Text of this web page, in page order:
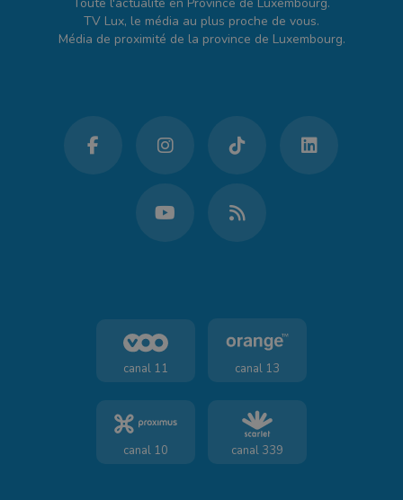
TV Lux, le média au plus proche de vous.
Média de proximité de la province de Luxembourg.
canal 11 canal 13
canal 10 canal 339